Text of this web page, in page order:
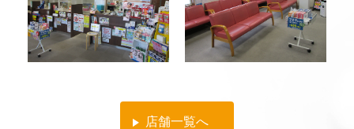
店舗一覧へ